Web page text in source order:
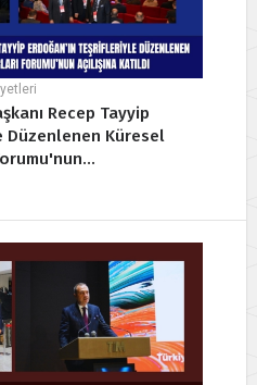
Recep Tayyip
Düzenlenen Küresel